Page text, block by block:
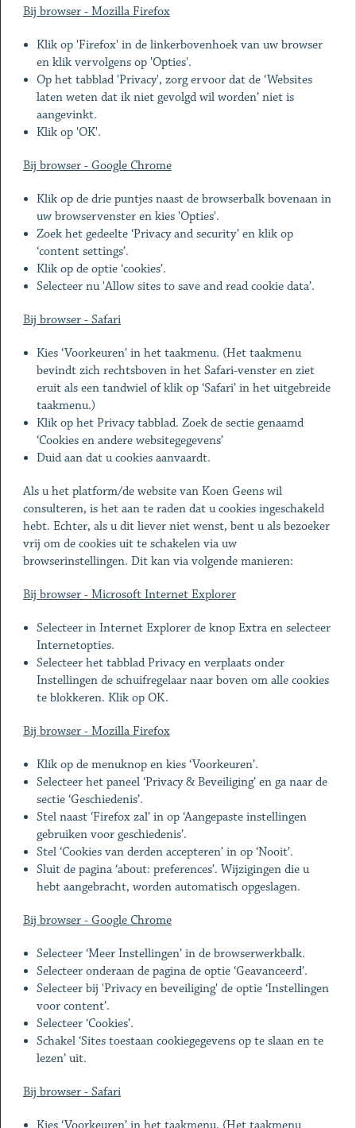
Bij browser - Mozilla Firefox
Klik op 'Firefox' in de linkerbovenhoek van uw browser
en klik vervolgens op 'Opties'.
Op het tabblad 'Privacy', zorg ervoor dat de ‘Websites
laten weten dat ik niet gevolgd wil worden’ niet is
aangevinkt.
Klik op 'OK'.
Bij browser - Google Chrome
Klik op de drie puntjes naast de browserbalk bovenaan in
uw browservenster en kies 'Opties'.
Zoek het gedeelte ‘Privacy and security’ en klik op
‘content settings’.
Klik op de optie ‘cookies’.
Selecteer nu 'Allow sites to save and read cookie data’.
Bij browser - Safari
Kies ‘Voorkeuren’ in het taakmenu. (Het taakmenu
bevindt zich rechtsboven in het Safari-venster en ziet
eruit als een tandwiel of klik op ‘Safari’ in het uitgebreide
taakmenu.)
Klik op het Privacy tabblad. Zoek de sectie genaamd
‘Cookies en andere websitegegevens’
Duid aan dat u cookies aanvaardt.
Als u het platform/de website van Koen Geens wil
consulteren, is het aan te raden dat u cookies ingeschakeld
hebt. Echter, als u dit liever niet wenst, bent u als bezoeker
vrij om de cookies uit te schakelen via uw
browserinstellingen. Dit kan via volgende manieren:
Bij browser - Microsoft Internet Explorer
Selecteer in Internet Explorer de knop Extra en selecteer
Internetopties.
Selecteer het tabblad Privacy en verplaats onder
Instellingen de schuifregelaar naar boven om alle cookies
te blokkeren. Klik op OK.
Bij browser - Mozilla Firefox
Klik op de menuknop en kies ‘Voorkeuren’.
Selecteer het paneel ‘Privacy & Beveiliging’ en ga naar de
sectie ‘Geschiedenis’.
Stel naast ‘Firefox zal’ in op ‘Aangepaste instellingen
gebruiken voor geschiedenis’.
Stel ‘Cookies van derden accepteren’ in op ‘Nooit’.
Sluit de pagina ‘about: preferences’. Wijzigingen die u
hebt aangebracht, worden automatisch opgeslagen.
Bij browser - Google Chrome
Selecteer ‘Meer Instellingen’ in de browserwerkbalk.
Selecteer onderaan de pagina de optie ‘Geavanceerd’.
Selecteer bij 'Privacy en beveiliging' de optie ‘Instellingen
voor content’.
Selecteer ‘Cookies’.
Schakel ‘Sites toestaan cookiegegevens op te slaan en te
lezen’ uit.
Bij browser - Safari